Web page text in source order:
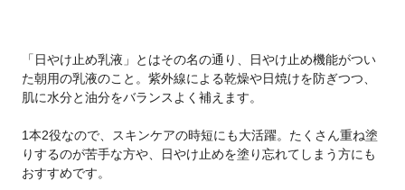
「日やけ止め乳液」とはその名の通り、日やけ止め機能がつい
た朝用の乳液のこと。紫外線による乾燥や日焼けを防ぎつつ、
肌に水分と油分をバランスよく補えます。
1本2役なので、スキンケアの時短にも大活躍。たくさん重ね塗
りするのが苦手な方や、日やけ止めを塗り忘れてしまう方にも
おすすめです。